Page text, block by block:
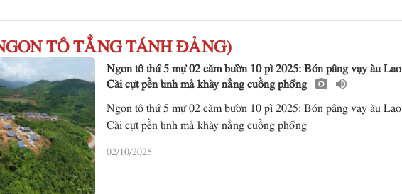
TÔ TẲNG TÁNH ĐẢNG)
Ngon tô thứ 5 mự 02 căm bườn 10 pì 2025: Bón pâng vạy àu Lao
Cài cựt pền tỉnh mả khày nẳng cuồng phổng
Ngon tô thứ 5 mự 02 căm bườn 10 pì 2025: Bón pâng vạy àu Lao
Cài cựt pền tỉnh mả khày nẳng cuồng phổng
02/10/2025